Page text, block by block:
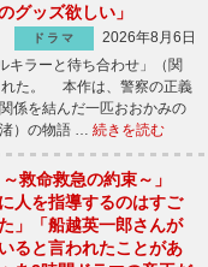
グッズ欲しい」
ドラマ
2026年8月6日
キラーと待ち合わせ」（関
れた。 本作は、警察の正義
係を結んだ一匹おおかみの
）の物語 … 続きを読む
救命救急の約束～」
人を指導するのはすご
」「船越英一郎さんが
ると言われたことがあ